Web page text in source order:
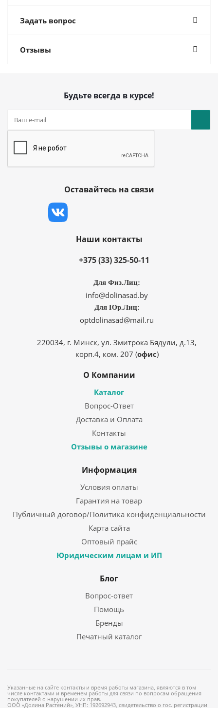
Задать вопрос
Отзывы
Будьте всегда в курсе!
Оставайтесь на связи
Наши контакты
+375 (33) 325-50-11
Для Физ.Лиц:
info@dolinasad.by
Для Юр.Лиц:
optdolinasad@mail.ru
220034, г. Минск, ул. Змитрока Бядули, д.13,
корп.4, ком. 207 (офис)
О Компании
Каталог
Вопрос-Ответ
Доставка и Оплата
Контакты
Отзывы о магазине
Информация
Условия оплаты
Гарантия на товар
Публичный договор/Политика конфиденциальности
Карта сайта
Оптовый прайс
Юридическим лицам и ИП
Блог
Вопрос-ответ
Помощь
Бренды
Печатный каталог
Указанные на сайте контакты и время работы магазина, являются в том
числе контактами и временем работы для связи по вопросам обращения
покупателей о нарушении их прав.
ООО «Долина Растений», УНП: 192692943, свидетельство о гос. регистрации